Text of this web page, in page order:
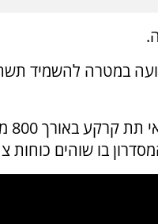
במטרה להשמיד
במהלך